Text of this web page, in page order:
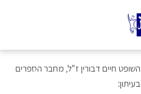
השופט חיים דבורין ז"ל, מחבר הספרים